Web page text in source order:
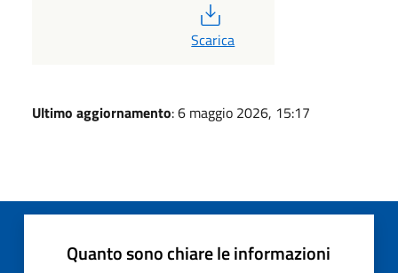
Scarica
Ultimo aggiornamento: 6 maggio 2026, 15:17
Quanto sono chiare le informazioni